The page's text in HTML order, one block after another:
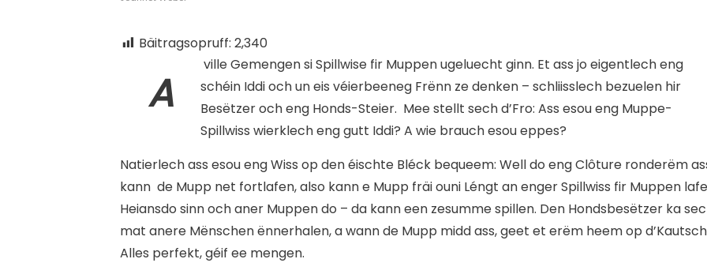
Bäitragsopruff: 2,340
A
ville Gemengen si Spillwise fir Muppen ugeluecht ginn. Et ass jo eigentlech eng
schéin Iddi och un eis véierbeeneg Frënn ze denken – schliisslech bezuelen hir
Besëtzer och eng Honds-Steier. Mee stellt sech d’Fro: Ass esou eng Muppe-
Spillwiss wierklech eng gutt Iddi? A wie brauch esou eppes?
Natierlech ass esou eng Wiss op den éischte Bléck bequeem: Well do eng Clôture ronderëm
kann de Mupp net fortlafen, also kann e Mupp fräi ouni Léngt an enger Spillwiss fir Muppen
Heiansdo sinn och aner Muppen do – da kann een zesumme spillen. Den Hondsbesëtzer ka
mat anere Mënschen ënnerhalen, a wann de Mupp midd ass, geet et erëm heem op
Alles perfekt, géif ee mengen.